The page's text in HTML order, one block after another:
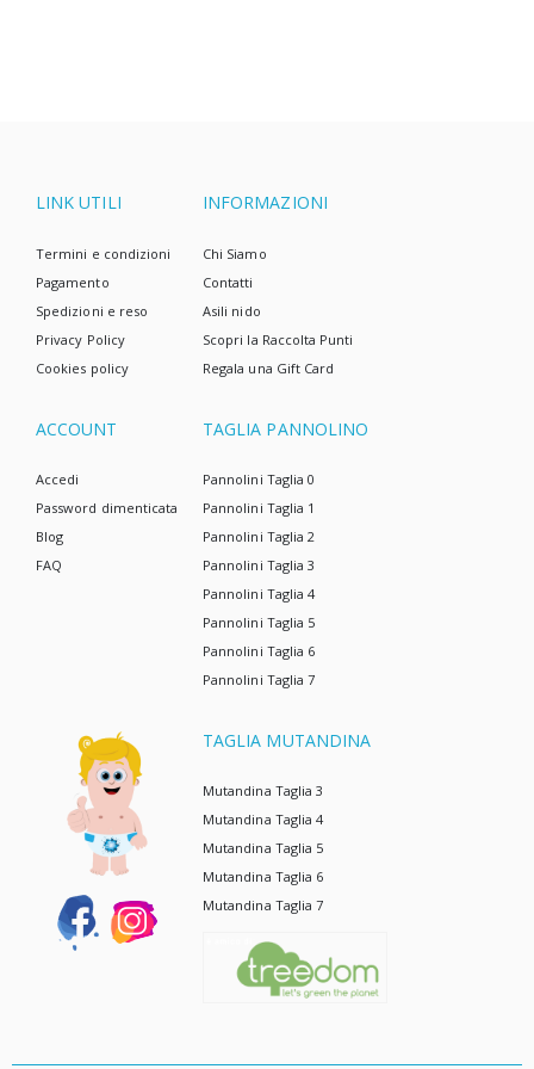
LINK UTILI
Termini e condizioni
Pagamento
Spedizioni e reso
Privacy Policy
Cookies policy
INFORMAZIONI
Chi Siamo
Contatti
Asili nido
Scopri la Raccolta Punti
Regala una Gift Card
ACCOUNT
Accedi
Password dimenticata
Blog
FAQ
TAGLIA PANNOLINO
Pannolini Taglia 0
Pannolini Taglia 1
Pannolini Taglia 2
Pannolini Taglia 3
Pannolini Taglia 4
Pannolini Taglia 5
Pannolini Taglia 6
Pannolini Taglia 7
TAGLIA MUTANDINA
Mutandina Taglia 3
Mutandina Taglia 4
Mutandina Taglia 5
Mutandina Taglia 6
Mutandina Taglia 7